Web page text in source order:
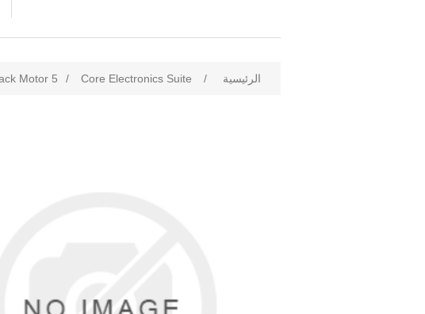
الرئيسية /
Core Electronics Suite
/
5 Pack NEMA 17 48mm Stack Motor